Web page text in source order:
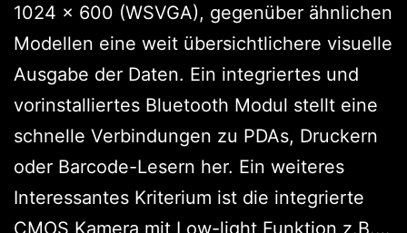
1024 x 600 (WSVGA), gegenüber ähnlichen
Modellen eine weit übersichtlichere visuelle
Ausgabe der Daten. Ein integriertes und
vorinstalliertes Bluetooth Modul stellt eine
schnelle Verbindungen zu PDAs, Druckern
oder Barcode-Lesern her. Ein weiteres
Interessantes Kriterium ist die integrierte
CMOS Kamera mit Low-light Funktion z.B.…